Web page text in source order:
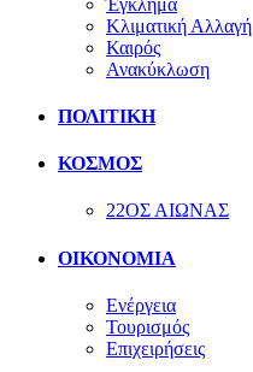
Κλιματική Αλλαγή
Καιρός
Ανακύκλωση
ΠΟΛΙΤΙΚΗ
ΚΟΣΜΟΣ
22ΟΣ ΑΙΩΝΑΣ
ΟΙΚΟΝΟΜΙΑ
Ενέργεια
Τουρισμός
Επιχειρήσεις